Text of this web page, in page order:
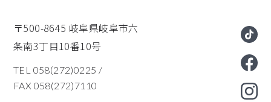
〒500-8645 岐阜県岐阜市六
条南3丁目10番10号
TEL 058(272)0225 /
FAX 058(272)7110